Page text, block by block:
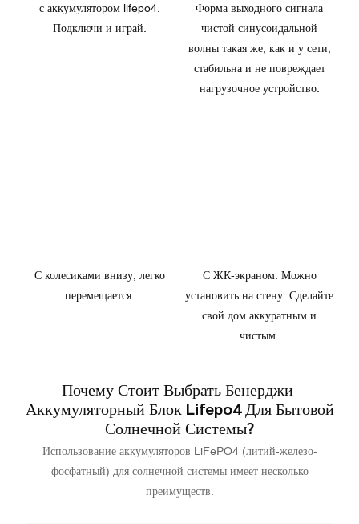
с аккумулятором lifepo4.
Подключи и играй.
Форма выходного сигнала
чистой синусоидальной
волны такая же, как и у сети,
стабильна и не повреждает
нагрузочное устройство.
С колесиками внизу, легко
перемещается.
С ЖК-экраном. Можно
установить на стену. Сделайте
свой дом аккуратным и
чистым.
Почему Стоит Выбрать Бенерджи
Аккумуляторный Блок Lifepo4 Для Бытовой
Солнечной Системы?
Использование аккумуляторов LiFePO4 (литий-железо-
фосфатный) для солнечной системы имеет несколько
преимуществ.